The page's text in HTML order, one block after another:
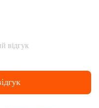
відгук